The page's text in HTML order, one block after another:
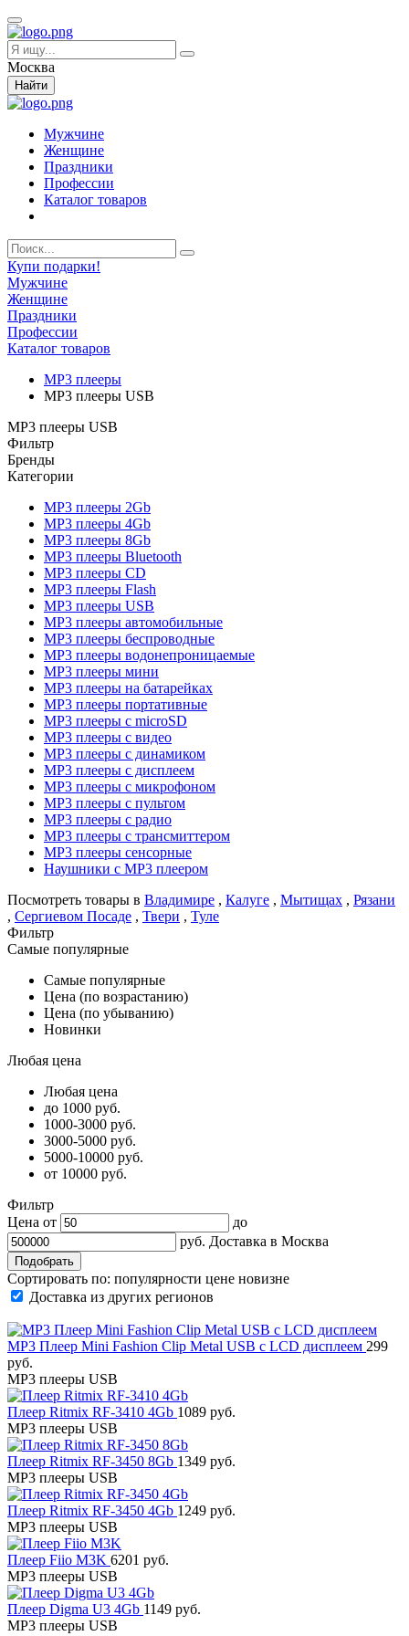
Москва
Найти
Мужчине
Женщине
Праздники
Профессии
Каталог товаров
Купи подарки!
Мужчине
Женщине
Праздники
Профессии
Каталог товаров
MP3 плееры
MP3 плееры USB
MP3 плееры USB
Фильтр
Бренды
Категории
MP3 плееры 2Gb
MP3 плееры 4Gb
MP3 плееры 8Gb
MP3 плееры Bluetooth
MP3 плееры CD
MP3 плееры Flash
MP3 плееры USB
MP3 плееры автомобильные
MP3 плееры беспроводные
MP3 плееры водонепроницаемые
MP3 плееры мини
MP3 плееры на батарейках
MP3 плееры портативные
MP3 плееры с microSD
MP3 плееры с видео
MP3 плееры с динамиком
MP3 плееры с дисплеем
MP3 плееры с микрофоном
MP3 плееры с пультом
MP3 плееры с радио
MP3 плееры с трансмиттером
MP3 плееры сенсорные
Наушники с MP3 плеером
Посмотреть товары в Владимире , Калуге , Мытищах , Рязани
, Сергиевом Посаде , Твери , Туле
Фильтр
Самые популярные
Самые популярные
Цена (по возрастанию)
Цена (по убыванию)
Новинки
Любая цена
Любая цена
до 1000 руб.
1000-3000 руб.
3000-5000 руб.
5000-10000 руб.
от 10000 руб.
Фильтр
Цена от
до
руб. Доставка в Москва
Сортировать по: популярности цене новизне
Доставка из других регионов
MP3 Плеер Mini Fashion Clip Metal USB с LCD дисплеем 299
руб.
MP3 плееры USB
Плеер Ritmix RF-3410 4Gb 1089 руб.
MP3 плееры USB
Плеер Ritmix RF-3450 8Gb 1349 руб.
MP3 плееры USB
Плеер Ritmix RF-3450 4Gb 1249 руб.
MP3 плееры USB
Плеер Fiio M3K 6201 руб.
MP3 плееры USB
Плеер Digma U3 4Gb 1149 руб.
MP3 плееры USB